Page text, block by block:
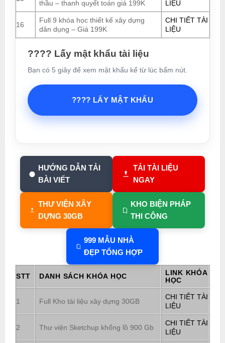
thầu – thanh quyết toán giá 199K
LIỆU
16
Full 9 khóa học thiết kế xây dựng
dân dụng – Giá 199K
CHI TIẾT TÀI
LIỆU
???? Lấy mật khẩu tài liệu
Bạn có 5 giây để xem mật khẩu kể từ lúc bấm nút.
???? LẤY MẬT KHẨU
HƯỚNG DẪN TẢI
BÀI VIẾT
TẢI TÀI LIỆU
NGAY
THƯ VIỆN XÂY
DỰNG 30GB
KHO BIỆN PHÁP
THI CÔNG
999 MẪU NHÀ
ĐẸP TỔNG HỢP
STT DANH SÁCH KHÓA HỌC
LINK KHÓA
HỌC
1 Full Kho tài liệu xây dựng 30GB
CHI TIẾT TÀI
LIỆU
2 Thư viện Sketchup khổng lồ 900 Gb
CHI TIẾT TÀI
LIỆU